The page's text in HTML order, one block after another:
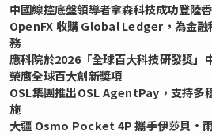
中國線控底盤領導者拿森科技成功登陸
OpenFX 收購 Global Ledger，為金融
務
應科院於2026「全球百大科技研發獎」
榮膺全球百大創新獎項
OSL集團推出OSL AgentPay，支持多
施
大疆 Osmo Pocket 4P 攜手伊莎貝•雨